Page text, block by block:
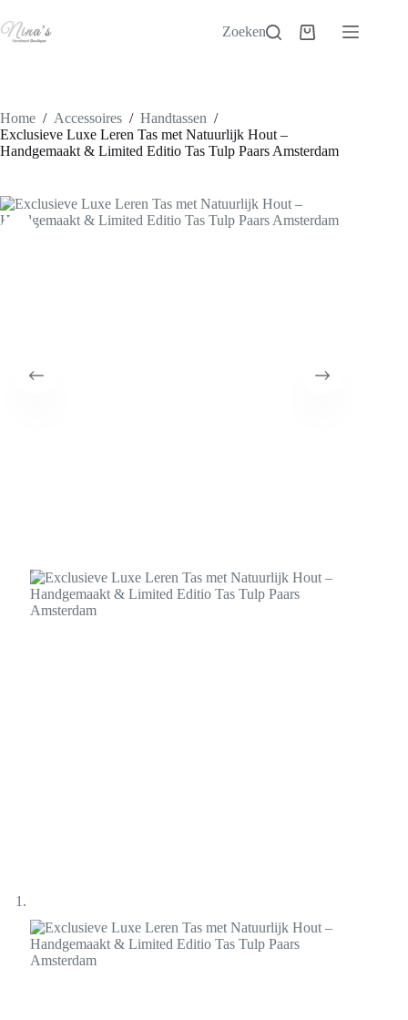
naar
de
Zoeken Winkelwagen
Home / Accessoires / Handtassen /
Exclusieve Luxe Leren Tas met Natuurlijk Hout –
Handgemaakt & Limited Editio Tas Tulp Paars Amsterdam